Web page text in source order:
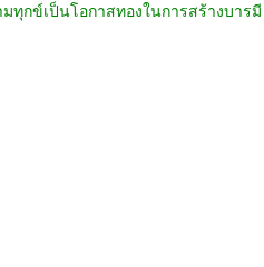
ทุกข์เป็นโอกาสทองในการสร้างบาร